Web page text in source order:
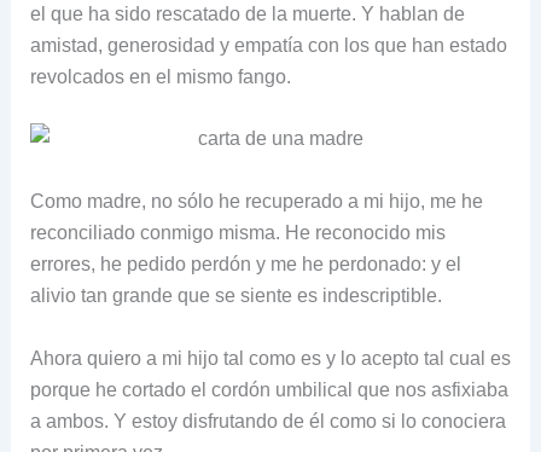
el que ha sido rescatado de la muerte. Y hablan de
amistad, generosidad y empatía con los que han estado
revolcados en el mismo fango.
Como madre, no sólo he recuperado a mi hijo, me he
reconciliado conmigo misma. He reconocido mis
errores, he pedido perdón y me he perdonado: y el
alivio tan grande que se siente es indescriptible.
Ahora quiero a mi hijo tal como es y lo acepto tal cual es
porque he cortado el cordón umbilical que nos asfixiaba
a ambos. Y estoy disfrutando de él como si lo conociera